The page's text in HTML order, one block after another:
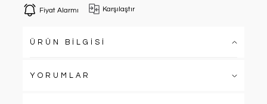
Fiyat Alarmı Karşılaştır
ÜRÜN BİLGİSİ
YORUMLAR